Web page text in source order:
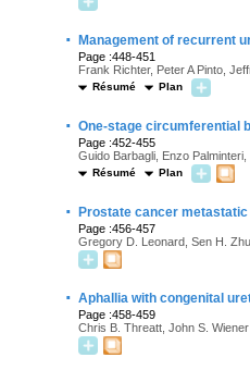
· Management of recurrent
Page :448-451
Frank Richter, Peter A Pinto,
Résumé Plan
· One-stage circumferential
Page :452-455
Guido Barbagli, Enzo
Résumé Plan
· Prostate cancer
Page :456-457
Gregory D. Leonard, Sen H.
· Aphallia with congenital
Page :458-459
Chris B. Threatt, John S. Wiener